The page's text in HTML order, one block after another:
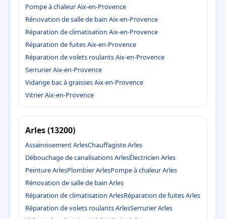
Pompe à chaleur Aix-en-Provence
Rénovation de salle de bain Aix-en-Provence
Réparation de climatisation Aix-en-Provence
Réparation de fuites Aix-en-Provence
Réparation de volets roulants Aix-en-Provence
Serrurier Aix-en-Provence
Vidange bac à graisses Aix-en-Provence
Vitrier Aix-en-Provence
Arles (13200)
Assainissement ArlesChauffagiste Arles
Débouchage de canalisations ArlesÉlectricien Arles
Peinture ArlesPlombier ArlesPompe à chaleur Arles
Rénovation de salle de bain Arles
Réparation de climatisation ArlesRéparation de fuites Arles
Réparation de volets roulants ArlesSerrurier Arles